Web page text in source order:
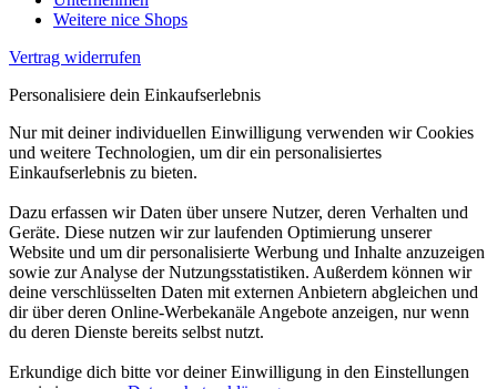
Weitere nice Shops
Vertrag widerrufen
Personalisiere dein Einkaufserlebnis
Nur mit deiner individuellen Einwilligung verwenden wir Cookies
und weitere Technologien, um dir ein personalisiertes
Einkaufserlebnis zu bieten.
Dazu erfassen wir Daten über unsere Nutzer, deren Verhalten und
Geräte. Diese nutzen wir zur laufenden Optimierung unserer
Website und um dir personalisierte Werbung und Inhalte anzuzeigen
sowie zur Analyse der Nutzungsstatistiken. Außerdem können wir
deine verschlüsselten Daten mit externen Anbietern abgleichen und
dir über deren Online-Werbekanäle Angebote anzeigen, nur wenn
du deren Dienste bereits selbst nutzt.
Erkundige dich bitte vor deiner Einwilligung in den Einstellungen